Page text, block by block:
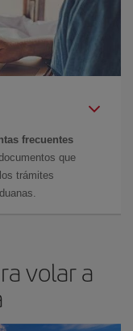
frecuentes
que
trámites
volar a